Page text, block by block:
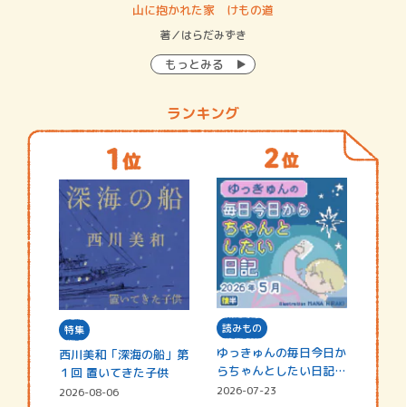
山に抱かれた家 けもの道
著／はらだみずき
もっとみる
ランキング
特集
西川美和「深海の船」第
１回 置いてきた子供
2026-08-06
読みもの
ゆっきゅんの毎日今日か
らちゃんとしたい日記
☆202…
2026-07-23